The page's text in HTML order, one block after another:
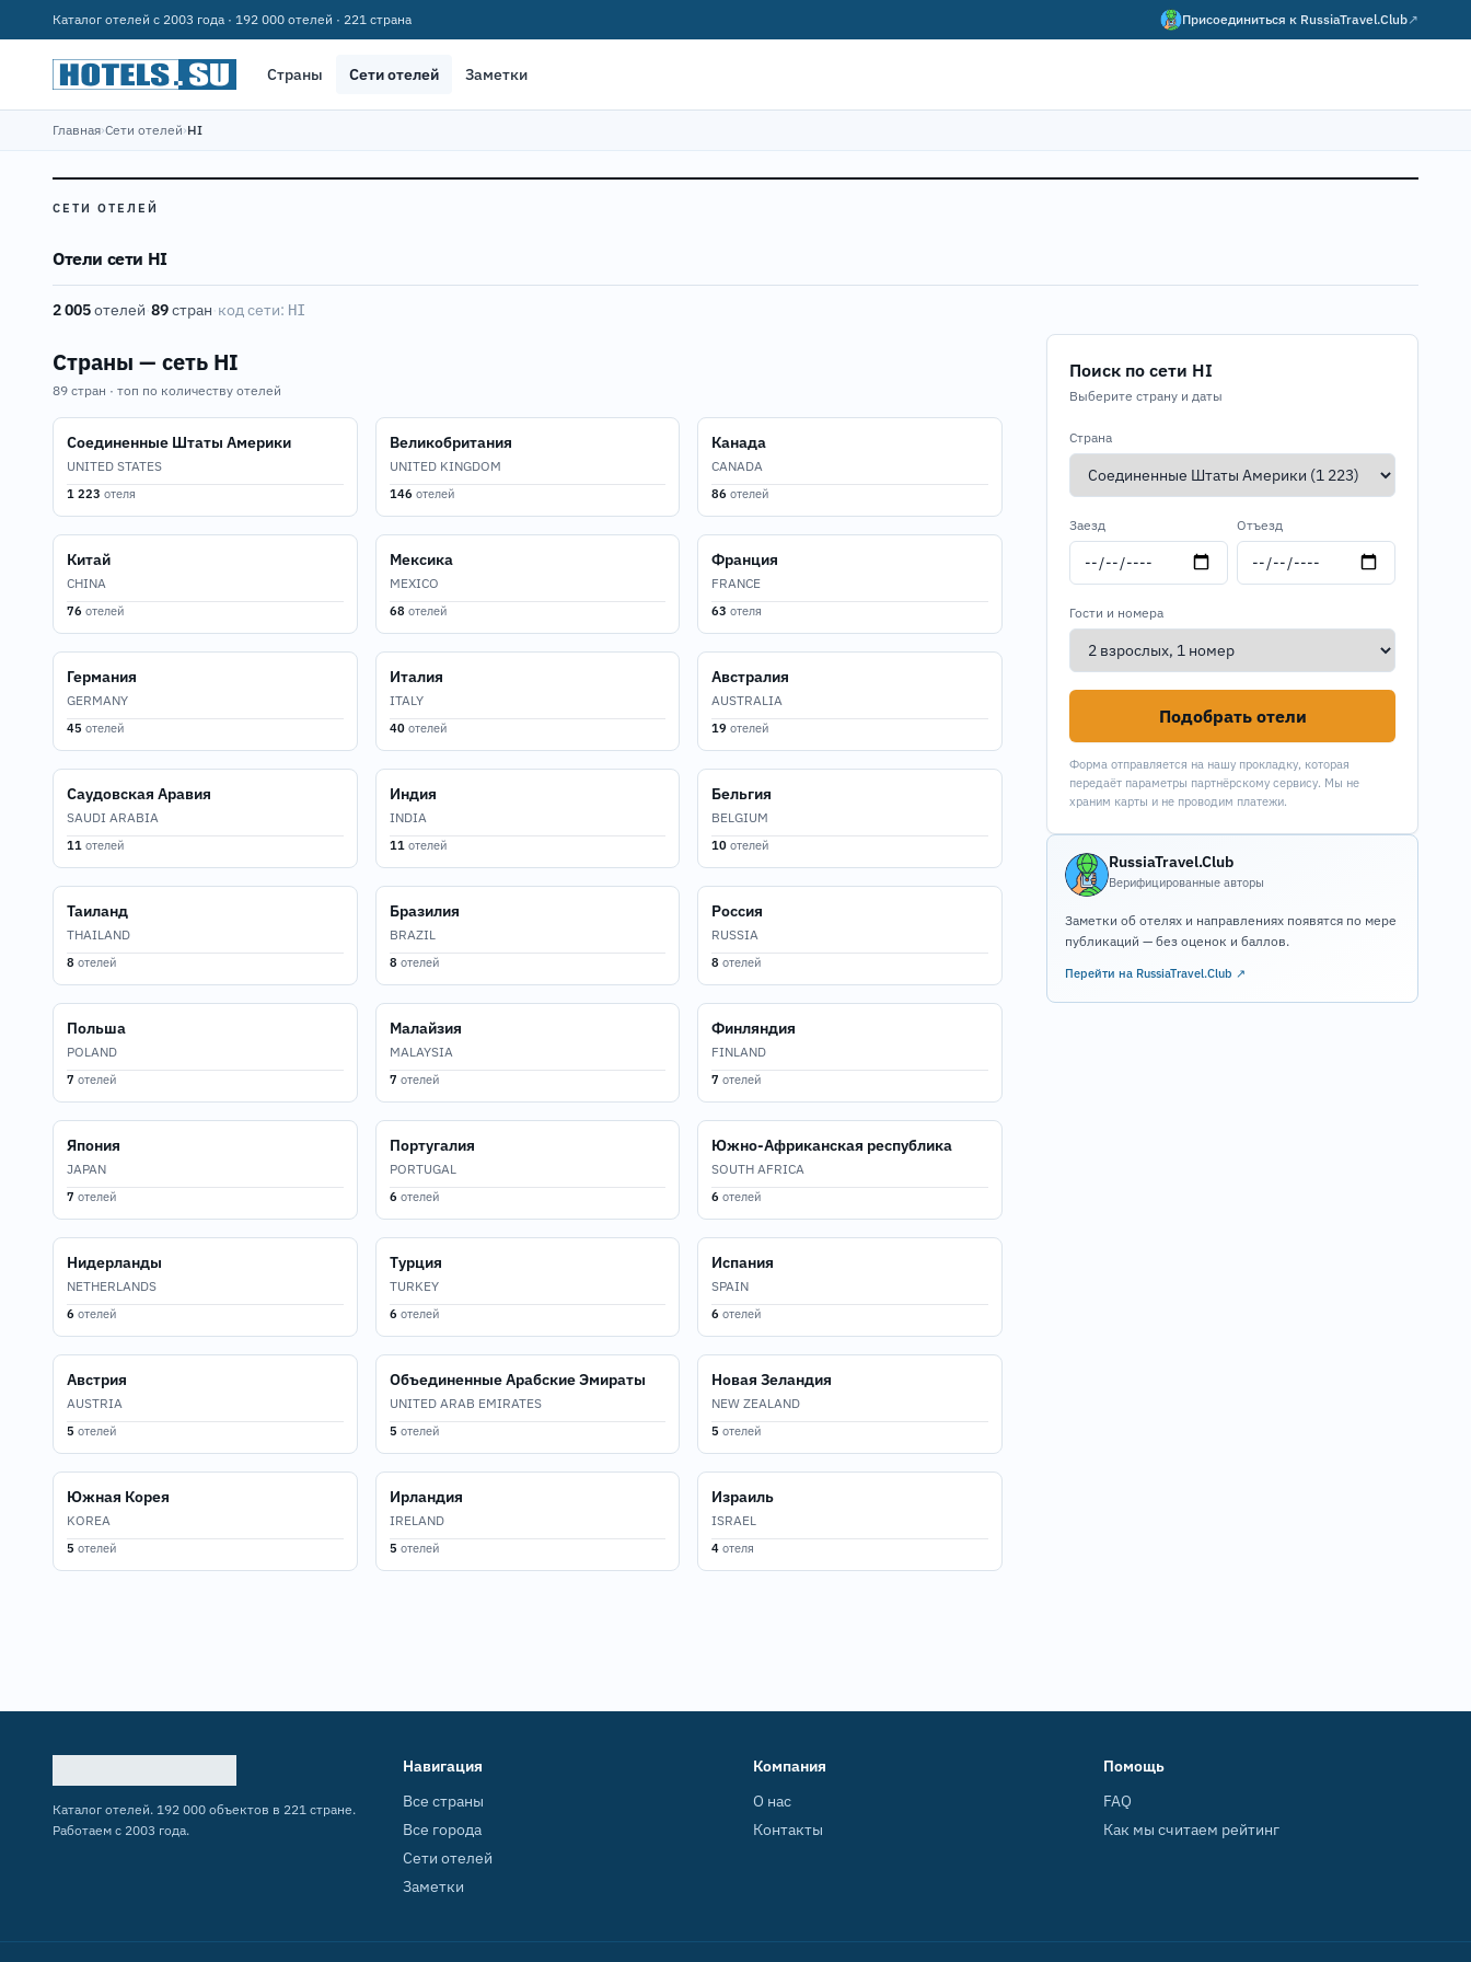
Каталог отелей с 2003 года · 192 000 отелей · 221 страна Присоединиться к RussiaTravel.Club↗
Страны Сети отелей Заметки
Главная›Сети отелей›HI
СЕТИ ОТЕЛЕЙ
Отели сети HI
2 005отелей·89стран·код сети: HI
Страны — сеть HI
89 стран · топ по количеству отелей
Соединенные Штаты Америки
UNITED STATES
1 223 отеля
Великобритания
UNITED KINGDOM
146 отелей
Канада
CANADA
86 отелей
Китай
CHINA
76 отелей
Мексика
MEXICO
68 отелей
Франция
FRANCE
63 отеля
Германия
GERMANY
45 отелей
Италия
ITALY
40отелей
Австралия
AUSTRALIA
19 отелей
Саудовская Аравия
SAUDI ARABIA
11 отелей
Индия
INDIA
11отелей
Бельгия
BELGIUM
10 отелей
Таиланд
THAILAND
8 отелей
Бразилия
BRAZIL
8 отелей
Россия
RUSSIA
8 отелей
Польша
POLAND
7 отелей
Малайзия
MALAYSIA
7 отелей
Финляндия
FINLAND
7 отелей
Япония
JAPAN
7 отелей
Португалия
PORTUGAL
6 отелей
Южно-Африканская республика
SOUTH AFRICA
6 отелей
Нидерланды
NETHERLANDS
6 отелей
Турция
TURKEY
6 отелей
Испания
SPAIN
6 отелей
Австрия
AUSTRIA
5 отелей
Объединенные Арабские Эмираты
UNITED ARAB EMIRATES
5 отелей
Новая Зеландия
NEW ZEALAND
5 отелей
Южная Корея
KOREA
5 отелей
Ирландия
IRELAND
5 отелей
Израиль
ISRAEL
4 отеля
Поиск по сети HI
Выберите страну и даты
Страна
Заезд Отъезд
Гости и номера
Подобрать отели
Форма отправляется на нашу прокладку, которая
передаёт параметры партнёрскому сервису. Мы не
храним карты и не проводим платежи.
RussiaTravel.Club
Верифицированные авторы
Заметки об отелях и направлениях появятся по мере
публикаций — без оценок и баллов.
Перейти на RussiaTravel.Club ↗
Каталог отелей. 192 000 объектов в 221 стране.
Работаем с 2003 года.
Навигация
Все страны
Все города
Сети отелей
Заметки
Компания
О нас
Контакты
Помощь
FAQ
Как мы считаем рейтинг